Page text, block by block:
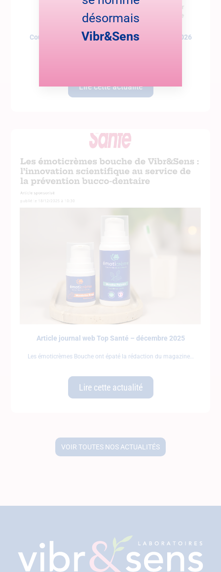
Coup de cœur dans Cerveau et Santé – janvier 2026
Lire cette actualité
Article journal web Top Santé – décembre 2025
Les émoticrèmes Bouche ont épaté la rédaction du magazine
Lire cette actualité
VOIR TOUTES NOS ACTUALITÉS
désormais
Vibr&Sens